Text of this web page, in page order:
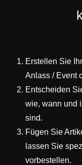
Erstellen Sie
Anlass / Event
Entscheiden
wie, wann und
sind.
Fügen Sie
lassen Sie
vorbestellen.